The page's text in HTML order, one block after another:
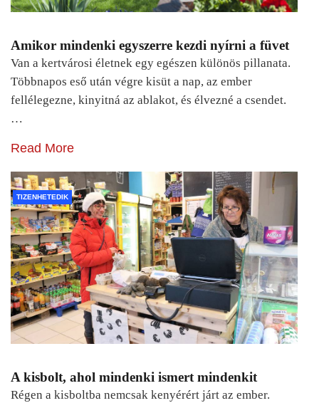
Amikor mindenki egyszerre kezdi nyírni a füvet
Van a kertvárosi életnek egy egészen különös pillanata.
Többnapos eső után végre kisüt a nap, az ember
fellélegezne, kinyitná az ablakot, és élvezné a csendet.
…
Read More
TIZENHETEDIK
A kisbolt, ahol mindenki ismert mindenkit
Régen a kisboltba nemcsak kenyérért járt az ember.